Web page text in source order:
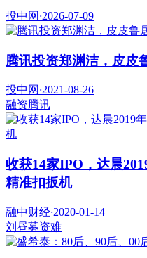
投中网 ·2026-07-09
腾讯投资郑渊洁，皮皮
投中网 ·2021-08-26
融资腾讯
收获14家IPO，达晨
精准扣扳机
融中财经·2020-01-14
刘昼募资难